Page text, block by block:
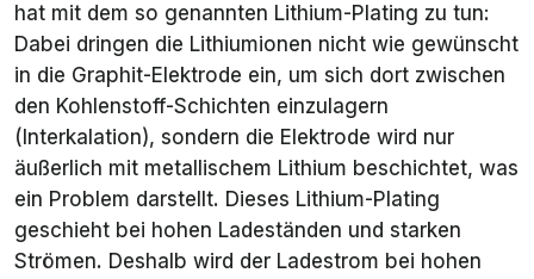
hat mit dem so genannten Lithium-Plating zu tun:
Dabei dringen die Lithiumionen nicht wie gewünscht
in die Graphit-Elektrode ein, um sich dort zwischen
den Kohlenstoff-Schichten einzulagern
(Interkalation), sondern die Elektrode wird nur
äußerlich mit metallischem Lithium beschichtet, was
ein Problem darstellt. Dieses Lithium-Plating
geschieht bei hohen Ladeständen und starken
Strömen. Deshalb wird der Ladestrom bei hohen